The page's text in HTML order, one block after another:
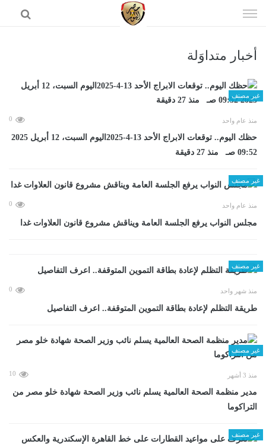
الى
أخبار متداوَلة
غير مصنف
منذ عام واحد 0
حظك اليوم.. توقعات الابراج الأحد 13-4-2025اليوم السبت، 12 أبريل 2025
09:52 صـ منذ 27 دقيقة
غير مصنف
منذ عام واحد 0
مجلس النواب يرفع الجلسة العامة ويناقش مشروع قانون العلاوات غدا
غير مصنف
منذ شهر واحد 0
طريقة التظلم لإعادة بطاقة التموين المتوقفة.. اعرف التفاصيل
غير مصنف
منذ 3 أشهر 10
مدير منظمة الصحة العالمية يسلم نائب وزير الصحة شهادة خلو مصر من
التراكوما
غير مصنف